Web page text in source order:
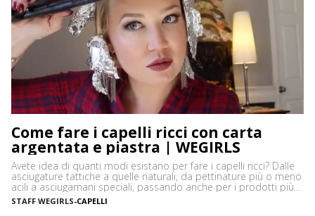
Come fare i capelli ricci con carta
argentata e piastra | WEGIRLS
Avete idea di quanti modi esistano per fare i capelli ricci? Dalle
asciugature tattiche a quelle naturali, da pettinature più o meno
acili a asciugamani speciali, passando anche per i prodotti più
disparati. Avere i capelli ricci è uno must, ancor di più in estate,
quando ci vediamo più belle selvagge. Ci sono tanti modi […]
STAFF WEGIRLS-CAPELLI